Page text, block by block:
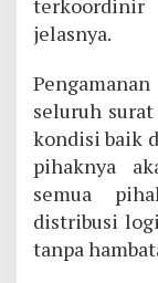
terkoordinir
jelasnya.
seluruh
kondisi baik
pihaknya
semua
distribusi
tanpa